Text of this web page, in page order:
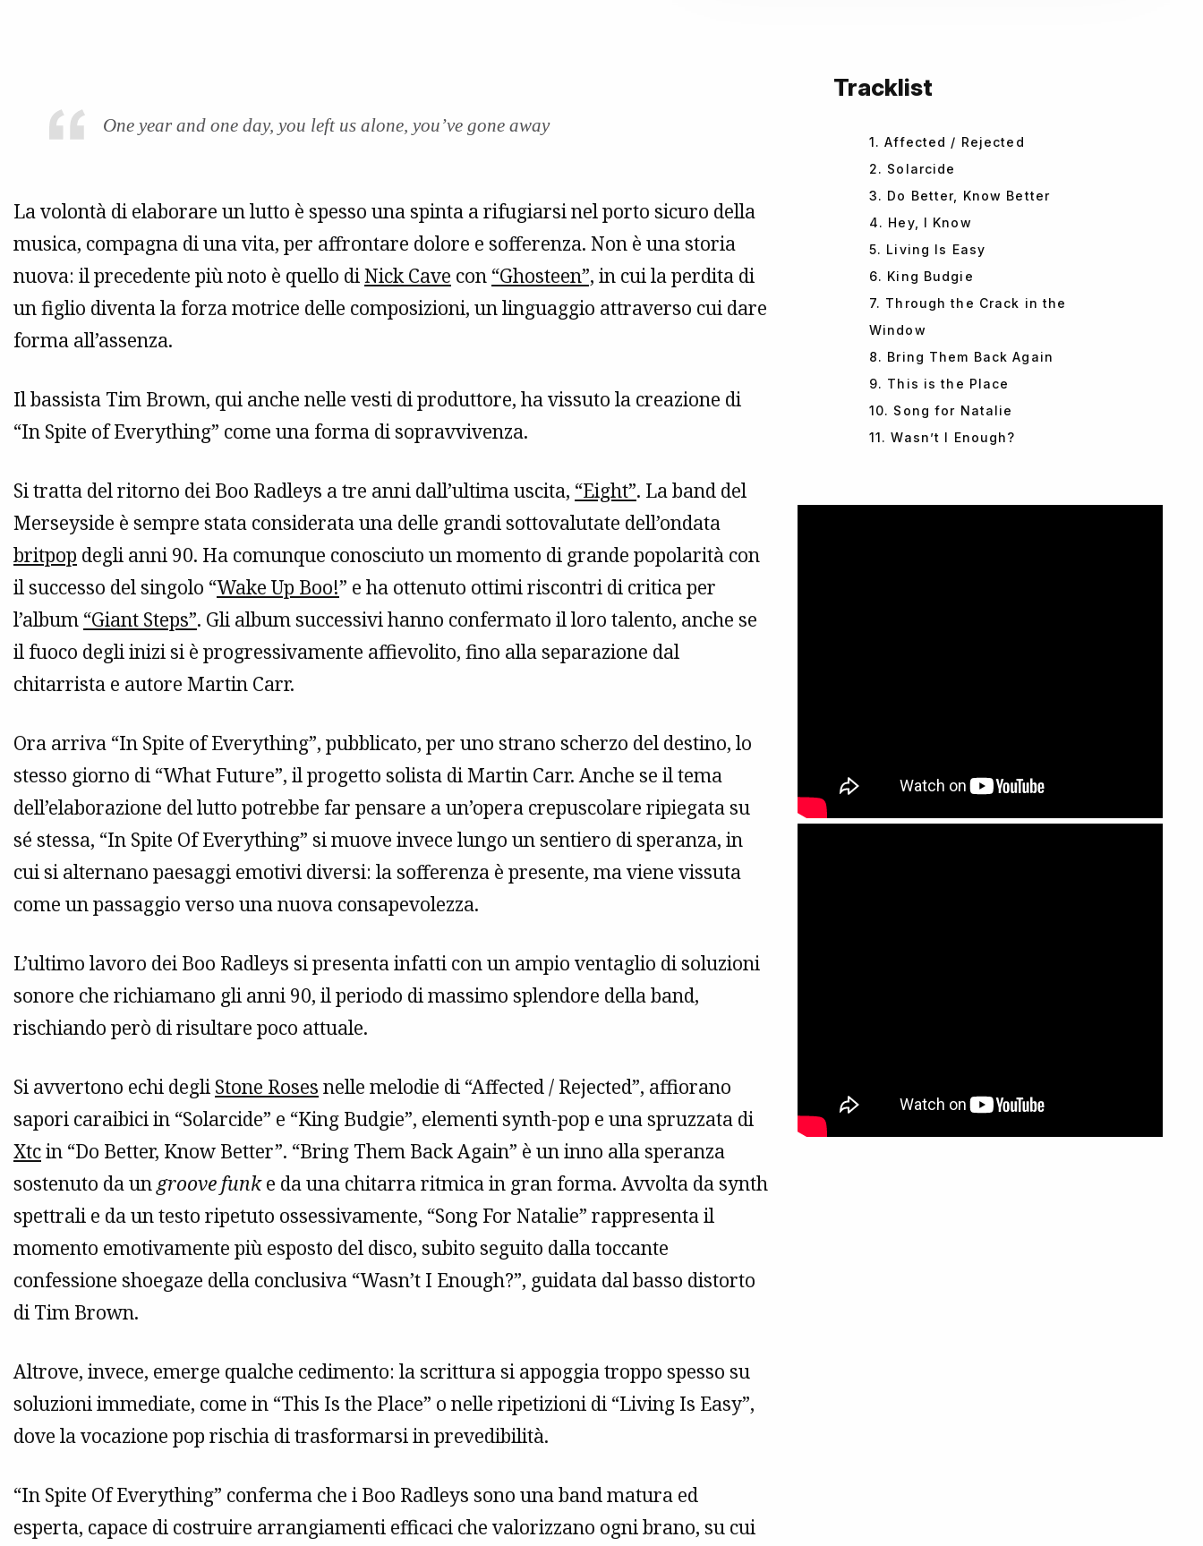
One year and one day, you left us alone, you’ve gone away
La volontà di elaborare un lutto è spesso una spinta a rifugiarsi nel porto sicuro della
musica, compagna di una vita, per affrontare dolore e sofferenza. Non è una storia
nuova: il precedente più noto è quello diNick Cave con “Ghosteen”, in cui la perdita di
un figlio diventa la forza motrice delle composizioni, un linguaggio attraverso cui dare
forma all’assenza.
Il bassista Tim Brown, qui anche nelle vesti di produttore, ha vissuto la creazione di
“In Spite of Everything” come una forma di sopravvivenza.
Si tratta del ritorno dei Boo Radleys a tre anni dall’ultima uscita, “Eight”. La band del
Merseyside è sempre stata considerata una delle grandi sottovalutate dell’ondata
britpop degli anni 90. Ha comunque conosciuto un momento di grande popolarità con
il successo del singolo “Wake Up Boo!” e ha ottenuto ottimi riscontri di critica per
l’album “Giant Steps”. Gli album successivi hanno confermato il loro talento, anche se
il fuoco degli inizi si è progressivamente affievolito, fino alla separazione dal
chitarrista e autore Martin Carr.
Ora arriva “In Spite of Everything”, pubblicato, per uno strano scherzo del destino, lo
stesso giorno di “What Future”, il progetto solista di Martin Carr. Anche se il tema
dell’elaborazione del lutto potrebbe far pensare a un’opera crepuscolare ripiegata su
sé stessa, “In Spite Of Everything” si muove invece lungo un sentiero di speranza, in
cui si alternano paesaggi emotivi diversi: la sofferenza è presente, ma viene vissuta
come un passaggio verso una nuova consapevolezza.
L’ultimo lavoro dei Boo Radleys si presenta infatti con un ampio ventaglio di soluzioni
sonore che richiamano gli anni 90, il periodo di massimo splendore della band,
rischiando però di risultare poco attuale.
Si avvertono echi degli Stone Roses nelle melodie di “Affected / Rejected”, affiorano
sapori caraibici in “Solarcide” e “King Budgie”, elementi synth-pop e una spruzzata di
Xtcin “Do Better, Know Better”. “Bring Them Back Again” è un inno alla speranza
sostenuto da ungroove funke da una chitarra ritmica in gran forma. Avvolta da synth
spettrali e da un testo ripetuto ossessivamente, “Song For Natalie” rappresenta il
momento emotivamente più esposto del disco, subito seguito dalla toccante
confessione shoegaze della conclusiva “Wasn’t I Enough?”, guidata dal basso distorto
di Tim Brown.
Altrove, invece, emerge qualche cedimento: la scrittura si appoggia troppo spesso su
soluzioni immediate, come in “This Is the Place” o nelle ripetizioni di “Living Is Easy”,
dove la vocazione pop rischia di trasformarsi in prevedibilità.
“In Spite Of Everything” conferma che i Boo Radleys sono una band matura ed
esperta, capace di costruire arrangiamenti efficaci che valorizzano ogni brano, su cui
Tracklist
1. Affected / Rejected
2. Solarcide
3. Do Better, Know Better
4. Hey, I Know
5. Living Is Easy
6. King Budgie
7. Through the Crack in the
Window
8. Bring Them Back Again
9. This is the Place
10. Song for Natalie
11. Wasn’t I Enough?